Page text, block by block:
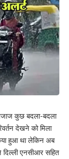
कुछ बदला-बदला
देखने को मिला
हुआ था लेकिन अब
एनसीआर सहित